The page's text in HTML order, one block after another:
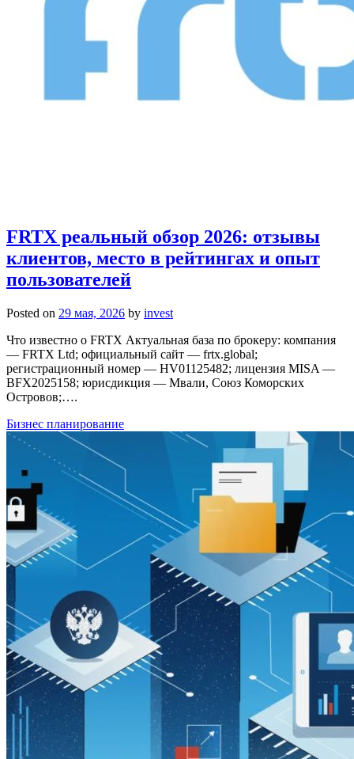
FRTX реальный обзор 2026: отзывы
клиентов, место в рейтингах и опыт
пользователей
Posted on 29 мая, 2026 by invest
Что известно о FRTX Актуальная база по брокеру: компания
— FRTX Ltd; официальный сайт — frtx.global;
регистрационный номер — HV01125482; лицензия MISA —
BFX2025158; юрисдикция — Мвали, Союз Коморских
Островов;….
Бизнес планирование